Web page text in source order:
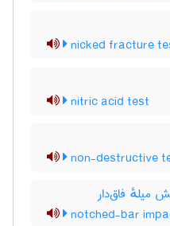
nicked fracture
nitric acid test
non-destructive
میلهٔ فاق‌دار
notched-bar